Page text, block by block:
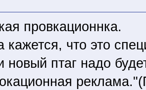
провкационнка.
кажется, что это
новый птаг надо